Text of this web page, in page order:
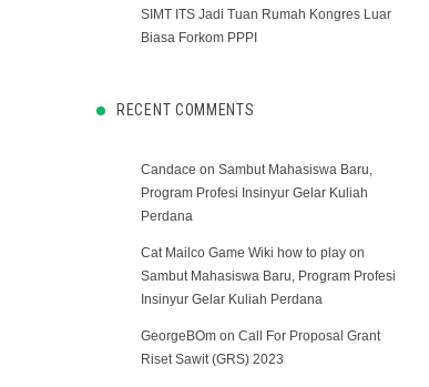
SIMT ITS Jadi Tuan Rumah Kongres Luar
Biasa Forkom PPPI
RECENT COMMENTS
Candace on Sambut Mahasiswa Baru,
Program Profesi Insinyur Gelar Kuliah
Perdana
Cat Mailco Game Wiki how to play on
Sambut Mahasiswa Baru, Program Profesi
Insinyur Gelar Kuliah Perdana
GeorgeBOm on Call For Proposal Grant
Riset Sawit (GRS) 2023